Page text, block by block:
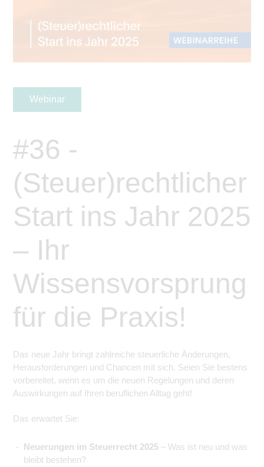
Webinar
#36 -
(Steuer)rechtlicher
Start ins Jahr 2025
– Ihr
Wissensvorsprung
für die Praxis!
Das neue Jahr bringt zahlreiche steuerliche Änderungen,
Herausforderungen und Chancen mit sich. Seien Sie bestens
vorbereitet, wenn es um die neuen Regelungen und deren
Auswirkungen auf Ihren beruflichen Alltag geht!
Das erwartet Sie:
Neuerungen im Steuerrecht 2025 – Was ist neu und was
bleibt bestehen?